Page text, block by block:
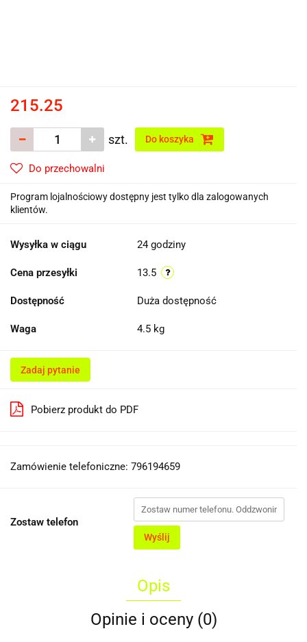
215.25
szt. Do koszyka
Do przechowalni
Program lojalnościowy dostępny jest tylko dla zalogowanych
klientów.
Wysyłka w ciągu 24 godziny
Cena przesyłki 13.5
Dostępność Duża dostępność
Waga 4.5 kg
Zadaj pytanie
Pobierz produkt do PDF
Zamówienie telefoniczne: 796194659
Zostaw telefon
Wyślij
Opis
Opinie i oceny (0)